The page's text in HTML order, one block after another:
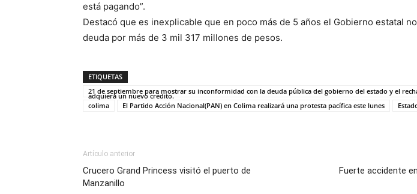
está pagando”.
Destacó que es inexplicable que en poco más de 5 años el Gobierno estatal
deuda por más de 3 mil 317 millones de pesos.
ETIQUETAS
21 de septiembre para mostrar su inconformidad con la deuda pública del gobierno del estado y el
adquiera un nuevo crédito.
colima
El Partido Acción Nacional(PAN) en Colima realizará una protesta pacífica este lunes
Artículo anterior
Crucero Grand Princess visitó el puerto de
Manzanillo
Fuerte accidente